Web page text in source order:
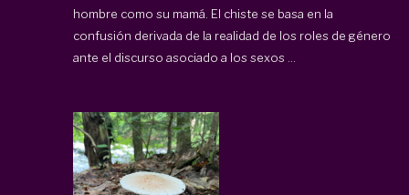
hombre como su mamá. El chiste se basa en la
confusión derivada de la realidad de los roles de género
ante el discurso asociado a los sexos ...